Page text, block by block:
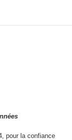
pour la confiance